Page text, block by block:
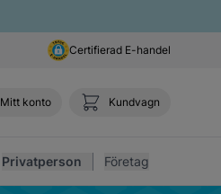
Certifierad E-handel
Mitt konto Kundvagn
Privatperson Företag